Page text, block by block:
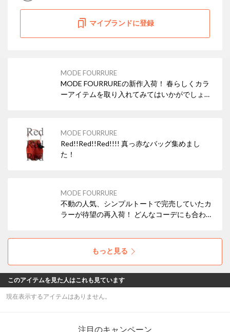
マイブランドに登録
MODE FOURRURE
MODE FOURRUREの新作入荷！ 春らしくカラ
ーアイテムを取り入れてみてはいかがでしょう
MODE FOURRURE
Red!!Red!!Red!!!! 真っ赤なバッグ集めまし
た！
MODE FOURRURE
不動の人気、シンプルトートで完売していたカ
ラーが待望の再入荷！ どんなコーデにも合わせ
（牛革）なので使えば使うほどお気に入りにな
ること間違いなし！
もっと見る
このアイテムを見た人はこれも見ています
現在表示するアイテムはありません。
注目のキャンペーン